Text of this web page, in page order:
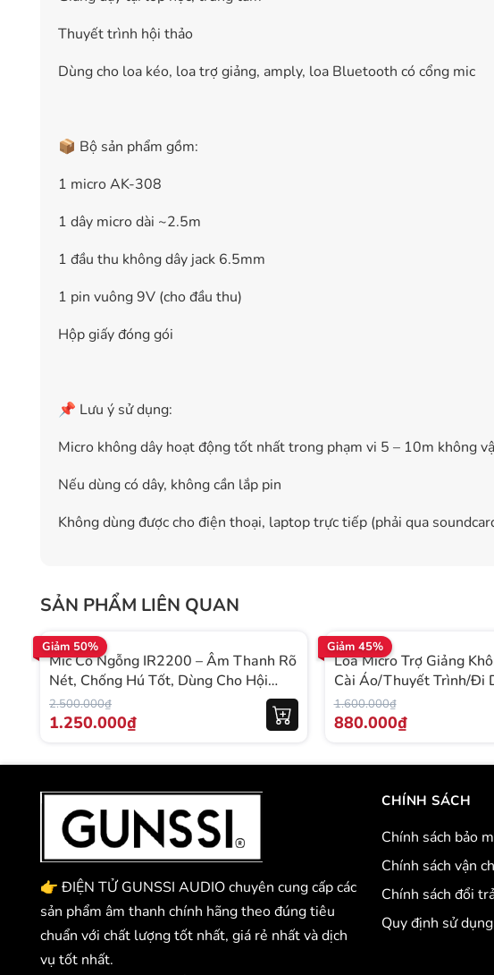
Thuyết trình hội thảo
Dùng cho loa kéo, loa trợ giảng, amply, loa Bluetooth có cổng mic
📦 Bộ sản phẩm gồm:
1 micro AK-308
1 dây micro dài ~2.5m
1 đầu thu không dây jack 6.5mm
1 pin vuông 9V (cho đầu thu)
Hộp giấy đóng gói
📌 Lưu ý sử dụng:
Micro không dây hoạt động tốt nhất trong phạm vi 5 – 10m không
Nếu dùng có dây, không cần lắp pin
Không dùng được cho điện thoại, laptop trực tiếp (phải qua
SẢN PHẨM LIÊN QUAN
Giảm 50%
Mic Cổ Ngỗng IR2200 – Âm Thanh Rõ
Nét, Chống Hú Tốt, Dùng Cho Hội
Nghị – Phát Biểu
2.500.000₫
1.250.000₫
Giảm 45%
Loa Micro Trợ Giảng
Cài Áo/Thuyết Trình/Đi
Thanh Rõ Nét, Pin Lâu,
Định
1.600.000₫
880.000₫
👉 ĐIỆN TỬ GUNSSI AUDIO chuyên cung cấp các
sản phẩm âm thanh chính hãng theo đúng tiêu
chuẩn với chất lượng tốt nhất, giá rẻ nhất và dịch
vụ tốt nhất.
CHÍNH SÁCH
Chính sách bảo
Chính sách vận
Chính sách đổi
Quy định sử dụng